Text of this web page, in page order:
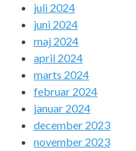
juli 2024
juni 2024
maj 2024
april 2024
marts 2024
februar 2024
januar 2024
december 2023
november 2023